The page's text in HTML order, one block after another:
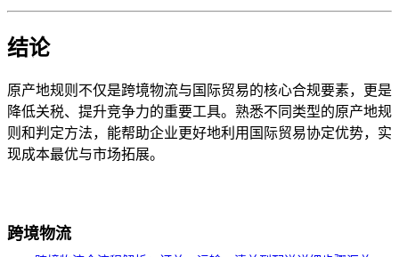
结论
原产地规则不仅是跨境物流与国际贸易的核心合规要素，更是
降低关税、提升竞争力的重要工具。熟悉不同类型的原产地规
则和判定方法，能帮助企业更好地利用国际贸易协定优势，实
现成本最优与市场拓展。
跨境物流